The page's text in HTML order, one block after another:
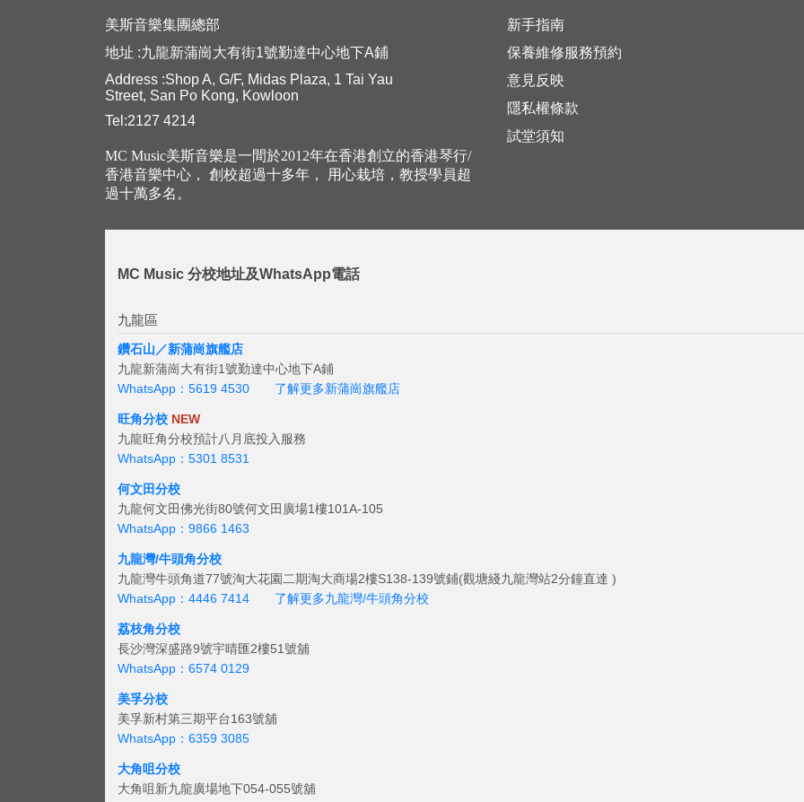
美斯音樂集團總部
地址 :九龍新蒲崗大有街1號勤達中心地下A鋪
Address :Shop A, G/F, Midas Plaza, 1 Tai Yau
Street, San Po Kong, Kowloon
Tel:2127 4214
新手指南
保養維修服務預約
意見反映
隱私權條款
試堂須知
MC Music美斯音樂是一間於2012年在香港創立的香港琴行/
香港音樂中心， 創校超過十多年， 用心栽培，教授學員超
過十萬多名。
MC Music 分校地址及WhatsApp電話
九龍區
鑽石山／新蒲崗旗艦店
九龍新蒲崗大有街1號勤達中心地下A鋪
WhatsApp：5619 4530
了解更多新蒲崗旗艦店
旺角分校 NEW
九龍旺角分校預計八月底投入服務
WhatsApp：5301 8531
何文田分校
九龍何文田佛光街80號何文田廣場1樓101A-105
WhatsApp：9866 1463
九龍灣/牛頭角分校
九龍灣牛頭角道77號淘大花園二期淘大商場2樓S138-139號鋪(觀塘綫九龍灣站2分鐘直達 )
WhatsApp：4446 7414
了解更多九龍灣/牛頭角分校
荔枝角分校
長沙灣深盛路9號宇晴匯2樓51號舖
WhatsApp：6574 0129
美孚分校
美孚新村第三期平台163號舖
WhatsApp：6359 3085
大角咀分校
大角咀新九龍廣場地下054-055號舖